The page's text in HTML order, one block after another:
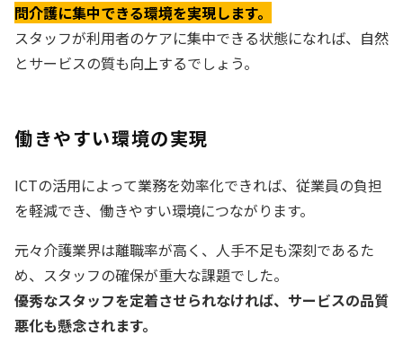
問介護に集中できる環境を実現します。
スタッフが利用者のケアに集中できる状態になれば、自然
とサービスの質も向上するでしょう。
働きやすい環境の実現
ICTの活用によって業務を効率化できれば、従業員の負担
を軽減でき、働きやすい環境につながります。
元々介護業界は離職率が高く、人手不足も深刻であるた
め、スタッフの確保が重大な課題でした。
優秀なスタッフを定着させられなければ、サービスの品質
悪化も懸念されます。